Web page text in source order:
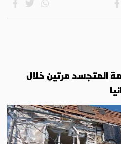
المتجسد مرتين خلال